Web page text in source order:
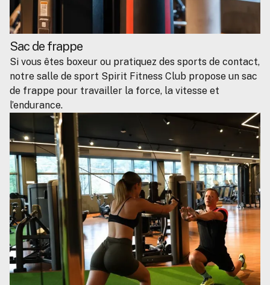
Sac de frappe
Si vous êtes boxeur ou pratiquez des sports de contact,
notre salle de sport Spirit Fitness Club propose un sac
de frappe pour travailler la force, la vitesse et
l’endurance.